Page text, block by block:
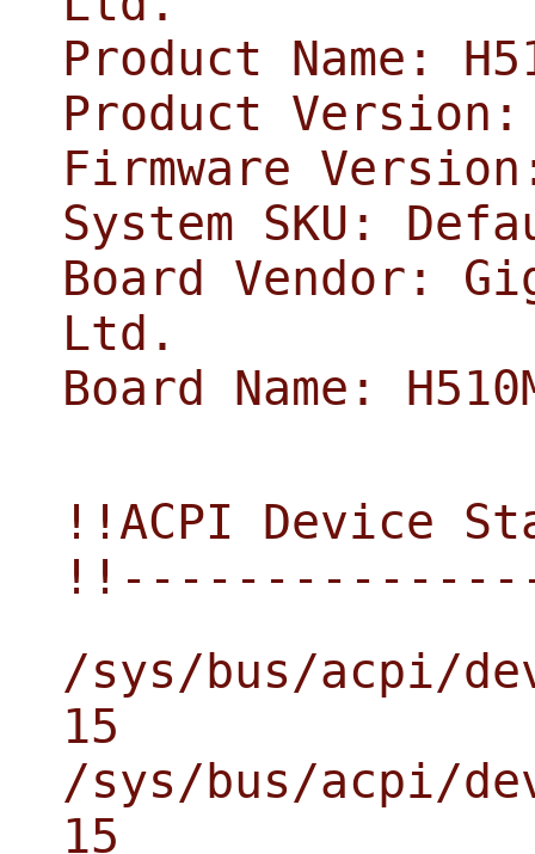
Product Name:
Product
Firmware
System SKU:
Board Vendor:
Ltd.
Board Name:
!!ACPI Device
/sys/bus/acpi/
15
/sys/bus/acpi/
15